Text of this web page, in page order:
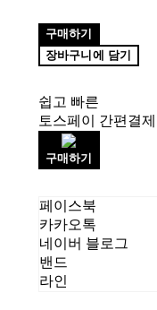
구매하기
장바구니에 담기
쉽고 빠른
토스페이 간편결제
구매하기
페이스북
카카오톡
네이버 블로그
밴드
라인